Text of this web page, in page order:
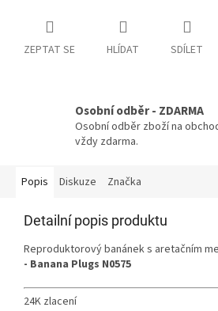
ZEPTAT SE HLÍDAT SDÍLET
Osobní odběr - ZDARMA
Osobní odběr zboží na
vždy zdarma.
Popis Diskuze Značka
Detailní popis produktu
Reproduktorový banánek s aretačním
- Banana Plugs N0575
24K zlacení